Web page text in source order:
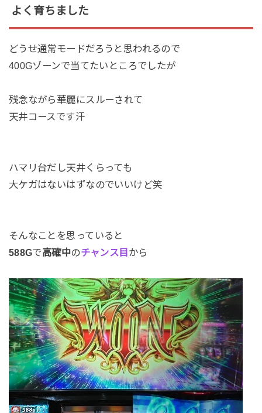
よく育ちました
どうせ通常モードだろうと思われるので
400Gゾーンで当てたいところでしたが
残念ながら華麗にスルーされて
天井コースです汗
ハマリ台だし天井くらっても
大ケガはないはずなのでいいけど笑
そんなことを思っていると
588Gで高確中のチャンス目 から